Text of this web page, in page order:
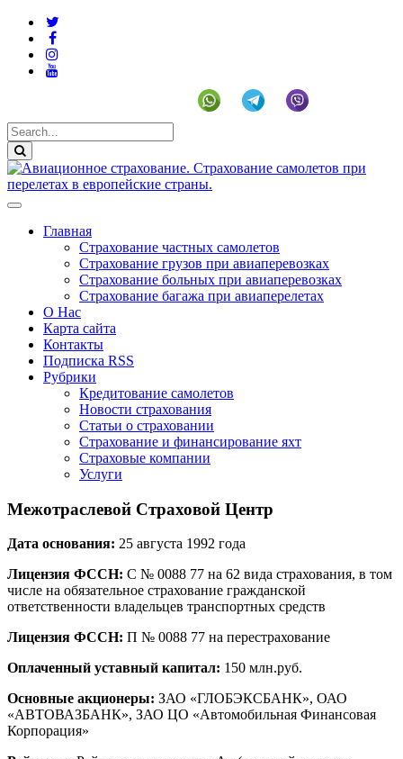
Главная
Страхование частных самолетов
Страхование грузов при авиаперевозках
Страхование больных при авиаперевозках
Страхование багажа при авиаперелетах
О Нас
Карта сайта
Контакты
Подписка RSS
Рубрики
Кредитование самолетов
Новости страхования
Статьи о страховании
Страхование и финансирование яхт
Страховые компании
Услуги
Межотраслевой Страховой Центр
Дата основания: 25 августа 1992 года
Лицензия ФССН: С № 0088 77 на 62 вида страхования, в том
числе на обязательное страхование гражданской
ответственности владельцев транспортных средств
Лицензия ФССН: П № 0088 77 на перестрахование
Оплаченный уставный капитал: 150 млн.руб.
Основные акционеры: ЗАО «ГЛОБЭКСБАНК», ОАО
«АВТОВАЗБАНК», ЗАО ЦО «Автомобильная Финансовая
Корпорация»